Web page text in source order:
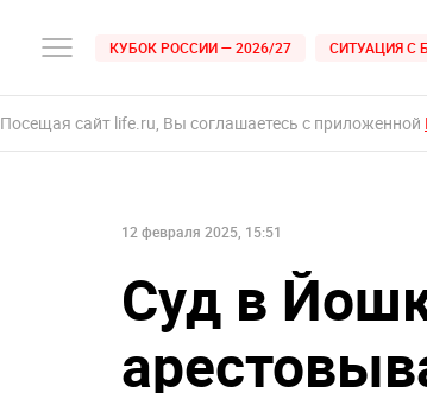
КУБОК РОССИИ — 2026/27 СИТУАЦИЯ С
Посещая сайт life.ru, Вы соглашаетесь с приложенной
12 февраля 2025, 15:51
Суд в